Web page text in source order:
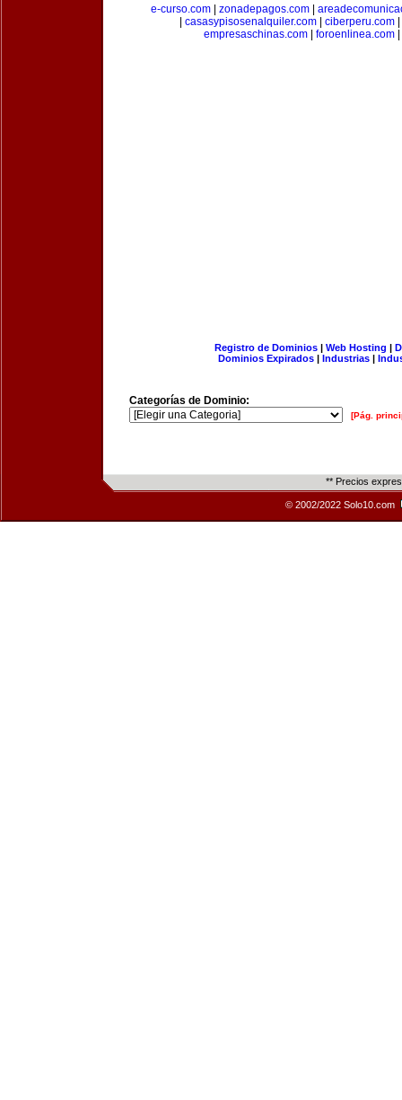
e-curso.com| zonadepagos.com|
casasypisosenalquiler.com ciberperu.com
empresaschinas.com| foroenlinea.com|
Registro de Dominios| Web Hosting |
Dominios Expirados | Industrias |
Categorías de Dominio:
[Pág.
** Precios
© 2002/2022 Solo10.com